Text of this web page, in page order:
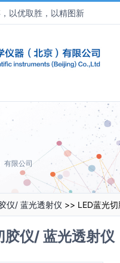
以优取胜，以精图新
有限公司
仪/ 蓝光透射仪 >> LED蓝光
胶仪/ 蓝光透射仪